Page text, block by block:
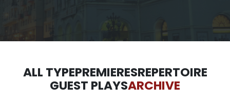
ALL TYPEPREMIERESREPERTOIRE
GUEST PLAYSARCHIVE